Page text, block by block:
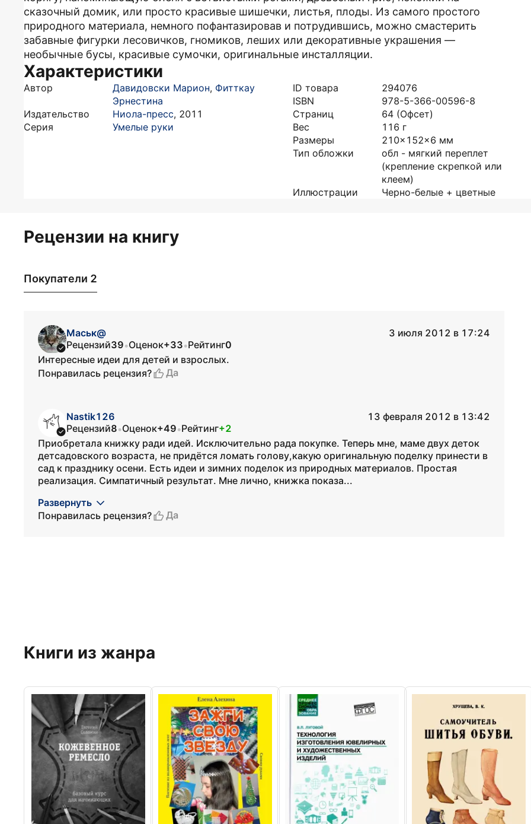
сказочный домик, или просто красивые шишечки, листья, плоды. Из самого простого
природного материала, немного пофантазировав и потрудившись, можно смастерить
забавные фигурки лесовичков, гномиков, леших или декоративные украшения —
необычные бусы, красивые сумочки, оригинальные инсталляции.
Характеристики
Автор Давидовски Марион, Фитткау
Эрнестина
Издательство
Ниола-пресс, 2011
Серия
Умелые руки
ID товара
294076
ISBN
978-5-366-00596-8
Страниц
64 (Офсет)
Вес
116 г
Размеры
210x152x6 мм
Тип обложки
обл - мягкий переплет
(крепление скрепкой или
клеем)
Иллюстрации
Черно-белые + цветные
Рецензии на книгу
Покупатели 2
Маськ@
3 июля 2012 в 17:24
Рецензий39•Оценок+33•Рейтинг0
Интересные идеи для детей и взрослых.
Понравилась рецензия?
Да
Nastik126
13 февраля 2012 в 13:42
Рецензий8•Оценок+49•Рейтинг+2
Приобретала книжку ради идей. Исключительно рада покупке. Теперь мне, маме двух деток
детсадовского возраста, не придётся ломать голову,какую оригинальную поделку принести в
сад к празднику осени. Есть идеи и зимних поделок из природных материалов. Простая
реализация. Симпатичный результат. Мне лично, книжка показа...
Развернуть
Понравилась рецензия?
Да
Книги из жанра